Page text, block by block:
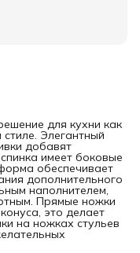
для кухни как
Элегантный
добавят
имеет боковые
обеспечивает
дополнительного
наполнителем,
Прямые ножки
это делает
на ножках стульев